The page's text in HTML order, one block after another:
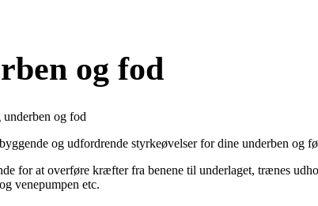
og fod
og fod
og udfordrende styrkeøvelser for dine underben og
for at overføre kræfter fra benene til underlaget, trænes
venepumpen etc.